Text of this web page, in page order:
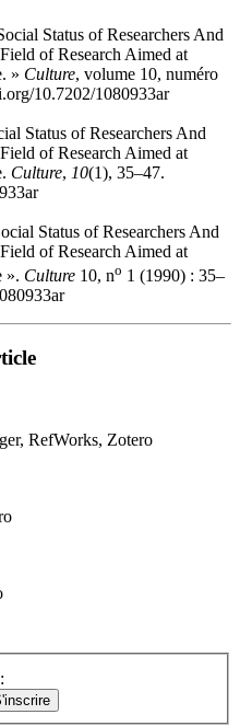
Status of Researchers And
of Research Aimed at
» Culture, volume 10, numéro
10.7202/1080933ar
Status of Researchers And
of Research Aimed at
Culture, 10(1), 35–47.
Status of Researchers And
of Research Aimed at
». Culture 10, no 1 (1990) : 35–
RefWorks, Zotero